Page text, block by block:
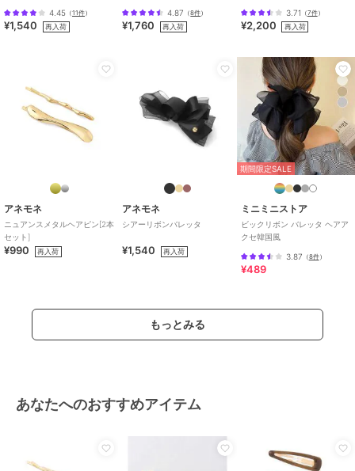
4.45 （11件）
¥1,540 再入荷
4.87 （8件）
¥1,760 再入荷
3.71 （7件）
¥2,200 再入荷
アネモネ
ニュアンスメタルヘアピン[2本
セット]
¥990 再入荷
アネモネ
シアーリボンバレッタ
¥1,540 再入荷
期間限定SALE
ミニミニストア
ビックリボン バレッタ ヘアア
クセ韓国風
3.87 （8件）
¥489
もっとみる
あなたへのおすすめアイテム